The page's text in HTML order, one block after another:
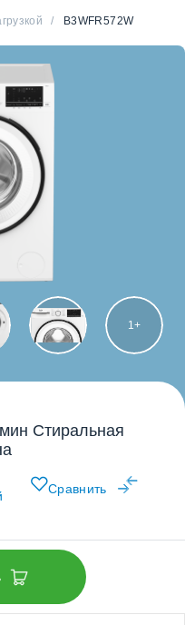
/ B3WFR572W
1
Стиральная
Сравнить